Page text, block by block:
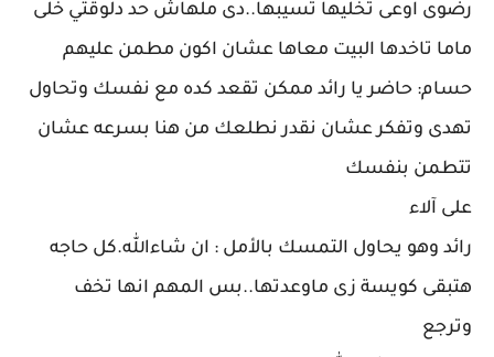
رضوى اوعى تخليها تسيبها..دى ملهاش حد دلوقتي خلى
ماما تاخدها البيت معاها عشان اكون مطمن عليهم
حسام: حاضر يا رائد ممكن تقعد كده مع نفسك وتحاول
تهدى وتفكر عشان نقدر نطلعك من هنا بسرعه عشان
تتطمن بنفسك
على آلاء
رائد وهو يحاول التمسك بالأمل : ان شاءالله.كل حاجه
هتبقى كويسة زى ماوعدتها..بس المهم انها تخف
وترجع